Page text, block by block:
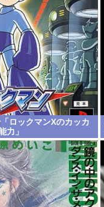
ロックマンXのカッカ
力」